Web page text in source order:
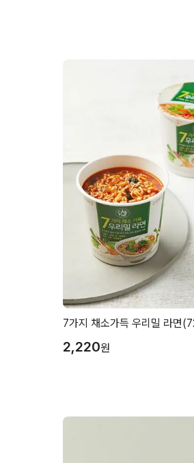
7가지 채소가득 우리밀 라면
2,220원